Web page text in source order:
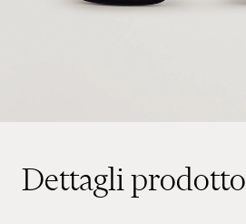
Dettagli prodotto